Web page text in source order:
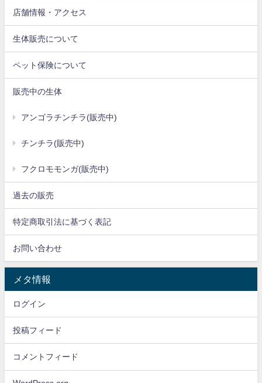
店舗情報・アクセス
生体販売について
ペット保険について
販売中の生体
アンゴラチンチラ(販売中)
チンチラ(販売中)
フクロモモンガ(販売中)
過去の販売
特定商取引法に基づく表記
お問い合わせ
メタ情報
ログイン
投稿フィード
コメントフィード